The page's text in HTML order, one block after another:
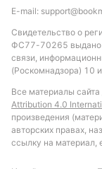
E-mail:
Свидетельство о
ФС77-70265 выдано
связи,
(Роскомнадзора) 10
Все материалы
Attribution 4.0
произведения
авторских правах,
ссылку на материал,